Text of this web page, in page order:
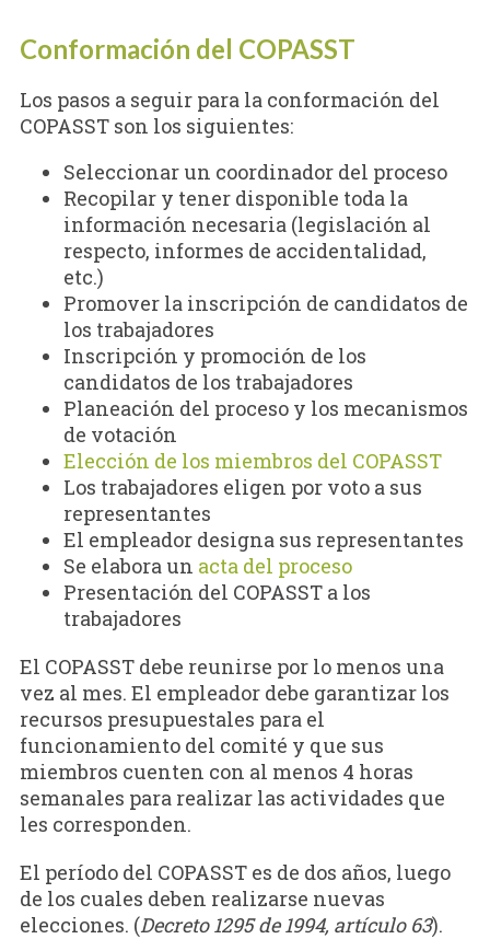
Conformación del COPASST
Los pasos a seguir para la conformación del
COPASST son los siguientes:
Seleccionar un coordinador del proceso
Recopilar y tener disponible toda la
información necesaria (legislación al
respecto, informes de accidentalidad,
etc.)
Promover la inscripción de candidatos de
los trabajadores
Inscripción y promoción de los
candidatos de los trabajadores
Planeación del proceso y los mecanismos
de votación
Elección de los miembros del COPASST
Los trabajadores eligen por voto a sus
representantes
El empleador designa sus representantes
Se elabora un acta del proceso
Presentación del COPASST a los
trabajadores
El COPASST debe reunirse por lo menos una
vez al mes. El empleador debe garantizar los
recursos presupuestales para el
funcionamiento del comité y que sus
miembros cuenten con al menos 4 horas
semanales para realizar las actividades que
les corresponden.
El período del COPASST es de dos años, luego
de los cuales deben realizarse nuevas
elecciones. (Decreto 1295 de 1994, artículo 63).